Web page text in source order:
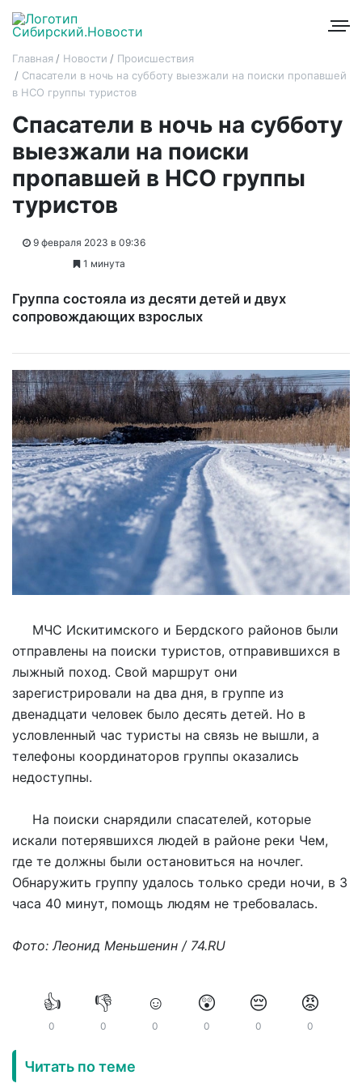
Главная Новости
Происшествия
Спасатели в ночь на субботу выезжали на поиски пропавшей
в НСО группы туристов
Спасатели в ночь на субботу
выезжали на поиски
пропавшей в НСО группы
туристов
9 февраля 2023 в 09:36
1 минута
Группа состояла из десяти детей и двух
сопровождающих взрослых
МЧС Искитимского и Бердского районов были
отправлены на поиски туристов, отправившихся в
лыжный поход. Свой маршрут они
зарегистрировали на два дня, в группе из
двенадцати человек было десять детей. Но в
условленный час туристы на связь не вышли, а
телефоны координаторов группы оказались
недоступны.
На поиски снарядили спасателей, которые
искали потерявшихся людей в районе реки Чем,
где те должны были остановиться на ночлег.
Обнаружить группу удалось только среди ночи, в 3
часа 40 минут, помощь людям не требовалась.
Фото: Леонид Меньшенин / 74.RU
👍
0
👎
0
☺️
0
😲
0
😔
0
😡
0
Читать по теме